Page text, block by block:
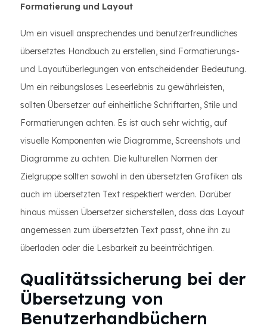
Formatierung und Layout
Um ein visuell ansprechendes und benutzerfreundliches
übersetztes Handbuch zu erstellen, sind Formatierungs-
und Layoutüberlegungen von entscheidender Bedeutung.
Um ein reibungsloses Leseerlebnis zu gewährleisten,
sollten Übersetzer auf einheitliche Schriftarten, Stile und
Formatierungen achten. Es ist auch sehr wichtig, auf
visuelle Komponenten wie Diagramme, Screenshots und
Diagramme zu achten. Die kulturellen Normen der
Zielgruppe sollten sowohl in den übersetzten Grafiken als
auch im übersetzten Text respektiert werden. Darüber
hinaus müssen Übersetzer sicherstellen, dass das Layout
angemessen zum übersetzten Text passt, ohne ihn zu
überladen oder die Lesbarkeit zu beeinträchtigen.
Qualitätssicherung bei der
Übersetzung von
Benutzerhandbüchern